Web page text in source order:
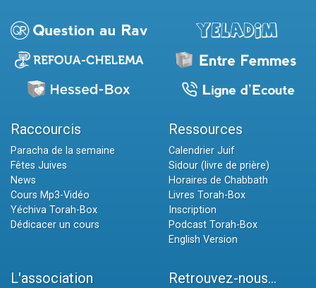
Raccourcis
Paracha de la semaine
Fêtes Juives
News
Cours Mp3-Vidéo
Yéchiva Torah-Box
Dédicacer un cours
Ressources
Calendrier Juif
Sidour (livre de prière)
Horaires de Chabbath
Livres Torah-Box
Inscription
Podcast Torah-Box
English Version
L'association Retrouvez-nous...